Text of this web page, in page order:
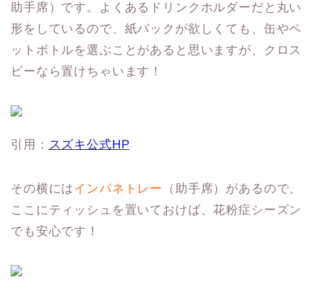
助手席）です。よくあるドリンクホルダーだと丸い
形をしているので、紙パックが欲しくても、缶やペ
ットボトルを選ぶことがあると思いますが、クロス
ビーなら置けちゃいます！
引用： スズキ公式HP
その横にはインパネトレー
（助手席）があるので、
ここにティッシュを置いておけば、花粉症シーズン
でも安心です！